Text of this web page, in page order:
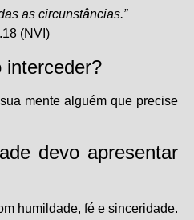
as circunstâncias.”
(NVI)
interceder?
mente alguém que precise
devo apresentar
humildade, fé e sinceridade.